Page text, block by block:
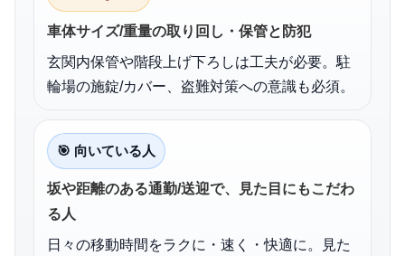
車体サイズ/重量の取り回し・保管と防犯
玄関内保管や階段上げ下ろしは工夫が必要。駐
輪場の施錠/カバー、盗難対策への意識も必須。
🎯 向いている人
坂や距離のある通勤/送迎で、見た目にもこだわ
る人
日々の移動時間をラクに・速く・快適に。見た